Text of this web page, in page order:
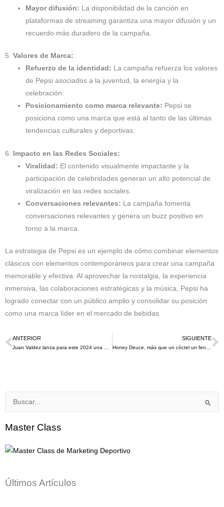
Mayor difusión: La disponibilidad de la canción en
plataformas de streaming garantiza una mayor difusión y un
recuerdo más duradero de la campaña.
5. Valores de Marca:
Refuerzo de la identidad: La campaña refuerza los valores
de Pepsi asociados a la juventud, la energía y la
celebración.
Posicionamiento como marca relevante: Pepsi se
posiciona como una marca que está al tanto de las últimas
tendencias culturales y deportivas.
6.
Impacto en las Redes Sociales:
Viralidad: El contenido visualmente impactante y la
participación de celebridades generan un alto potencial de
viralización en las redes sociales.
Conversaciones relevantes: La campaña fomenta
conversaciones relevantes y genera un buzz positivo en
torno a la marca.
La estrategia de Pepsi es un ejemplo de cómo combinar elementos
clásicos con elementos contemporáneos para crear una campaña
memorable y efectiva. Al aprovechar la nostalgia, la experiencia
inmersiva, las colaboraciones estratégicas y la música, Pepsi ha
logrado conectar con un público amplio y consolidar su posición
como una marca líder en el mercado de bebidas.
Ant
ANTERIOR
Juan Valdez lanza para este 2024 una nueva edición de: «Dos campos, Una Misma Pasión»
SIGUIENTE
Honey Deuce, más que un cóctel un fenómeno de mas de 10 millones dólares en el US Open
Buscar
Master Class
Últimos Artículos